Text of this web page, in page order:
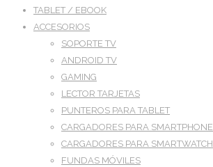
TABLET / EBOOK
ACCESORIOS
SOPORTE TV
ANDROID TV
GAMING
LECTOR TARJETAS
PUNTEROS PARA TABLET
CARGADORES PARA SMARTPHONE
CARGADORES PARA SMARTWATCH
FUNDAS MÓVILES